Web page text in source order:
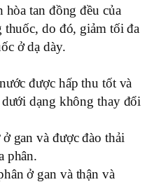
hòa tan đồng đều của
thuốc, do đó, giảm tối đa
ở dạ dày.
được hấp thu tốt và
dạng không thay đổi
gan và được đào thải
phân.
ở gan và thận và